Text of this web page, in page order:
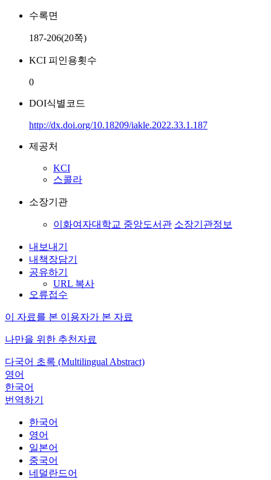
수록면
187-206(20쪽)
KCI 피인용횟수
0
DOI식별코드
http://dx.doi.org/10.18209/iakle.2022.33.1.187
제공처
KCI
스콜라
소장기관
이화여자대학교 중앙도서관 소장기관정보
내보내기
내책장담기
공유하기
URL 복사
오류접수
이 자료를 본 이용자가 본 자료
나만을 위한 추천자료
다국어 초록 (Multilingual Abstract)
영어
한국어
번역하기
한국어
영어
일본어
중국어
네덜란드어